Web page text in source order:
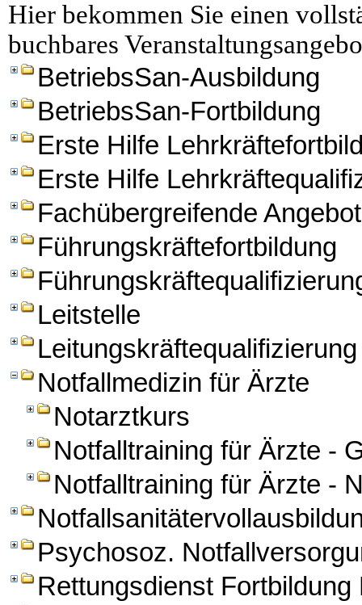
Hier bekommen Sie einen
buchbares
BetriebsSan-Ausbildung
BetriebsSan-Fortbildung
Erste Hilfe
Erste Hilfe
Fachübergreifende
Führungskräftefortbildung
Leitstelle
Leitungskräftequalifizierung
Notfallmedizin für Ärzte
Notarztkurs
Notfalltraining für Ärzte -
Notfalltraining für Ärzte -
Psychosoz.
Rettungsdienst Fortbildung